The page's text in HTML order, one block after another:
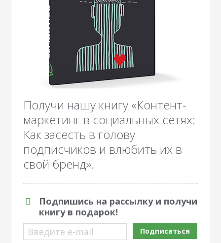
Получи нашу книгу «Контент-
маркетинг в социальных сетях:
Как засесть в голову
подписчиков и влюбить их в
свой бренд».
Подпишись на рассылку и получи
книгу в подарок!
Введите e-mail
Подписаться